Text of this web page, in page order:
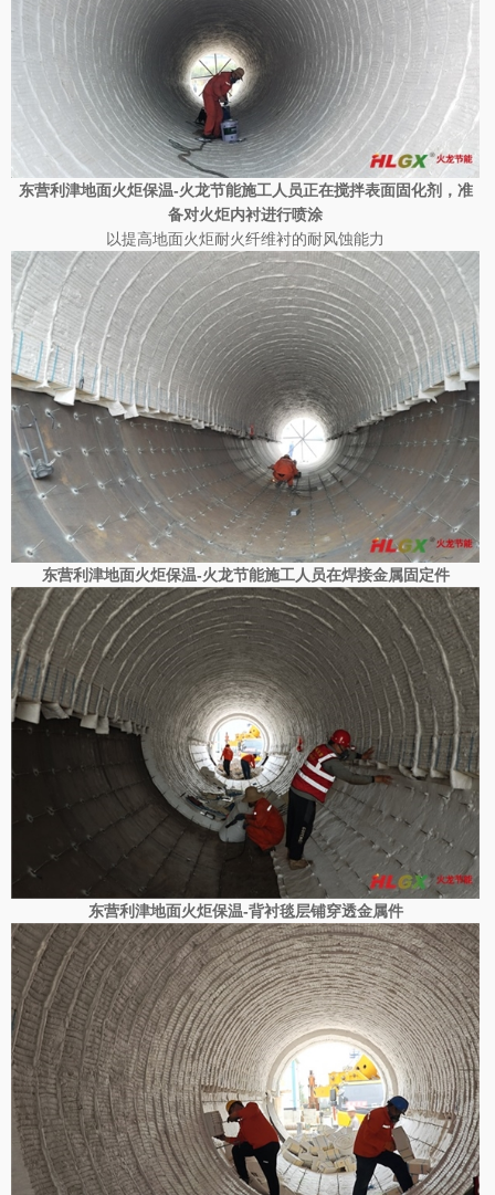
东营利津地面火炬保温-火龙节能施工人员正在搅拌表面固化剂，准
备对火炬内衬进行喷涂
以提高地面火炬耐火纤维衬的耐风蚀能力
东营利津地面火炬保温-火龙节能施工人员在焊接金属固定件
东营利津地面火炬保温-背衬毯层铺穿透金属件